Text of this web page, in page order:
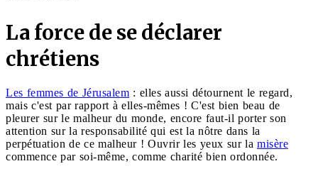
La force de se déclarer
chrétiens
Les femmes de Jérusalem : elles aussi détournent le regard,
mais c'est par rapport à elles-mêmes ! C'est bien beau de
pleurer sur le malheur du monde, encore faut-il porter son
attention sur la responsabilité qui est la nôtre dans la
perpétuation de ce malheur ! Ouvrir les yeux sur la misère
commence par soi-même, comme charité bien ordonnée.